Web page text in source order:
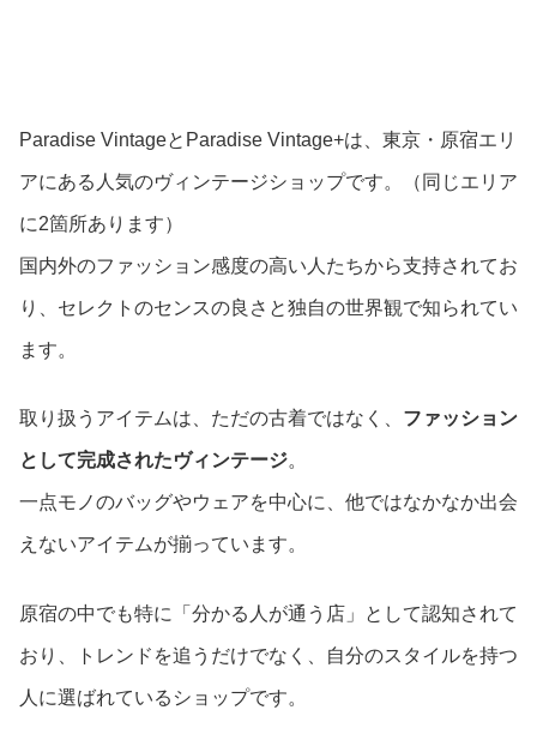
Paradise VintageとParadise Vintage+は、東京・原宿エリ
アにある人気のヴィンテージショップです。（同じエリア
に2箇所あります）
国内外のファッション感度の高い人たちから支持されてお
り、セレクトのセンスの良さと独自の世界観で知られてい
ます。
取り扱うアイテムは、ただの古着ではなく、 ファッション
として完成されたヴィンテージ。
一点モノのバッグやウェアを中心に、他ではなかなか出会
えないアイテムが揃っています。
原宿の中でも特に「分かる人が通う店」として認知されて
おり、トレンドを追うだけでなく、自分のスタイルを持つ
人に選ばれているショップです。